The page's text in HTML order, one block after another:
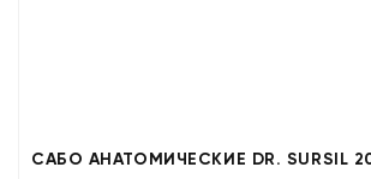
САБО АНАТОМИЧЕСКИЕ DR. SURSIL